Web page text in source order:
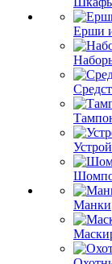
Ерши
Манки